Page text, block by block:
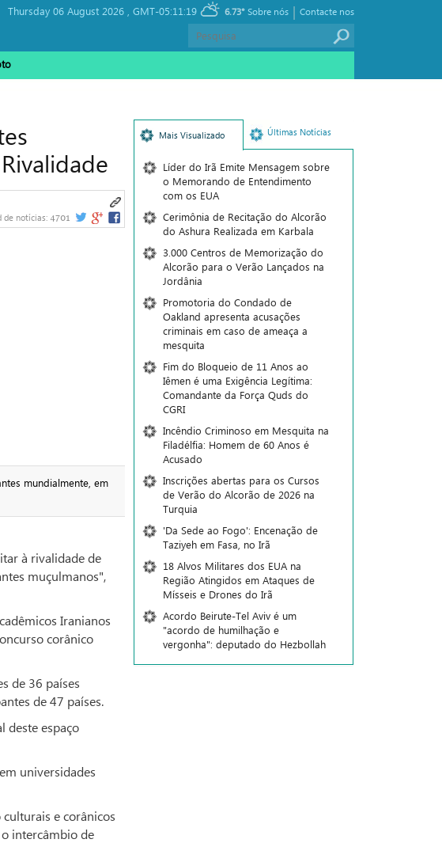
Thursday 06 August 2026 , GMT-05:11:19 6.73° Contacte nos
|
Sobre nós
de notícias:4701
mundialmente, em
à rivalidade de
muçulmanos",
Iranianos
corânico
de 36 países
de 47 países.
deste espaço
universidades
e corânicos
intercâmbio de
Mais Visualizado Últimas Notícias
Líder do Irã Emite Mensagem sobre
o Memorando de Entendimento
com os EUA
Cerimônia de Recitação do Alcorão
do Ashura Realizada em Karbala
3.000 Centros de Memorização do
Alcorão para o Verão Lançados na
Jordânia
Promotoria do Condado de
Oakland apresenta acusações
criminais em caso de ameaça a
mesquita
Fim do Bloqueio de 11 Anos ao
Iêmen é uma Exigência Legítima:
Comandante da Força Quds do
CGRI
Incêndio Criminoso em Mesquita na
Filadélfia: Homem de 60 Anos é
Acusado
Inscrições abertas para os Cursos
de Verão do Alcorão de 2026 na
Turquia
'Da Sede ao Fogo': Encenação de
Taziyeh em Fasa, no Irã
18 Alvos Militares dos EUA na
Região Atingidos em Ataques de
Mísseis e Drones do Irã
Acordo Beirute-Tel Aviv é um
"acordo de humilhação e
vergonha": deputado do Hezbollah